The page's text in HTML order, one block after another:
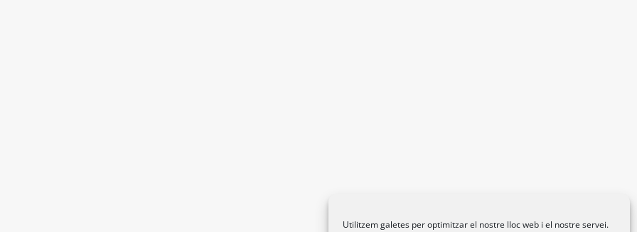
Utilitzem galetes per optimitzar el nostre lloc web i el nostre servei.